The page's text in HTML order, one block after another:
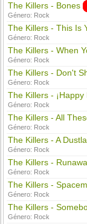
The Killers - Bones
Género: Rock
The Killers - This Is
Género: Rock
The Killers - When
Género: Rock
The Killers - Don't
Género: Rock
The Killers -
Género: Rock
The Killers - All
Género: Rock
The Killers - A
Género: Rock
The Killers -
Género: Rock
The Killers -
Género: Rock
The Killers -
Género: Rock